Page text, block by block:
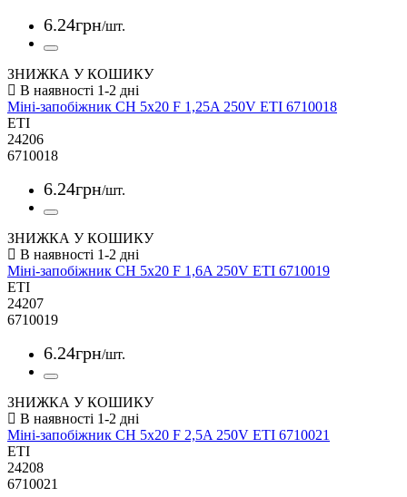
6.24грн/шт.
ЗНИЖКА У КОШИКУ
Міні-запобіжник CH 5x20 F 1,25A 250V ETI 6710018
ETI
24206
6710018
6.24грн/шт.
ЗНИЖКА У КОШИКУ
Міні-запобіжник CH 5x20 F 1,6A 250V ETI 6710019
ETI
24207
6710019
6.24грн/шт.
ЗНИЖКА У КОШИКУ
Міні-запобіжник CH 5x20 F 2,5A 250V ETI 6710021
ETI
24208
6710021